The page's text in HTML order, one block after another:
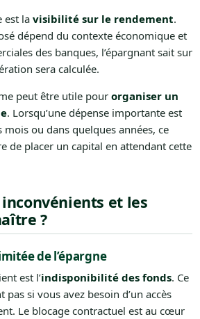
est la visibilité sur le rendement.
dépend du contexte économique et
des banques, l’épargnant sait sur
sera calculée.
peut être utile pour organiser un
. Lorsqu’une dépense importante est
ou dans quelques années, ce
de placer un capital en attendant cette
et les
?
de l’épargne
est l’indisponibilité des fonds. Ce
si vous avez besoin d’un accès
Le blocage contractuel est au cœur